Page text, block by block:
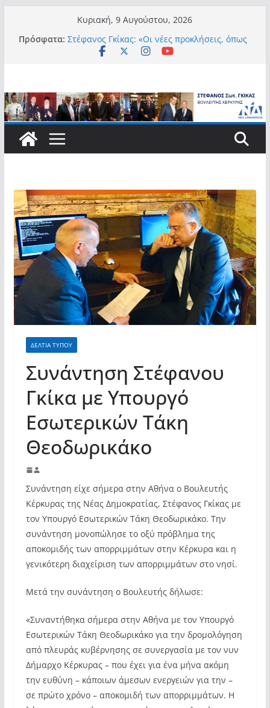
περιεχόμενο
Κυριακή, 9 Αυγούστου, 2026
Πρόσφατα: Στέφανος Γκίκας: «Οι νέες προκλήσεις, όπως
η τεχνητή νοημοσύνη, η κλιματική κρίση, η
απαντήσεις»
Στέφανος Γκίκας:
Στέφανος Γκίκας:
Στέφανος Γκίκας: «Η πρωτοβουλία “Smart
καθημερινότητάς τους»
Στέφανος Γκίκας: «Καλωσορίζω θερμά τους
911 νέους φοιτητές που επέλεξαν τα 6
Τμήματα της Κέρκυρας για τις σπουδές
τους»
ΔΕΛΤΙΑ ΤΥΠΟΥ
Συνάντηση Στέφανου
Γκίκα με Υπουργό
Εσωτερικών Τάκη
Θεοδωρικάκο
Συνάντηση είχε σήμερα στην Αθήνα ο Βουλευτής
Κέρκυρας της Νέας Δημοκρατίας, Στέφανος Γκίκας με
τον Υπουργό Εσωτερικών Τάκη Θεοδωρικάκο. Την
συνάντηση μονοπώλησε το οξύ πρόβλημα της
αποκομιδής των απορριμμάτων στην Κέρκυρα και η
γενικότερη διαχείριση των απορριμμάτων στο νησί.
Μετά την συνάντηση ο Βουλευτής δήλωσε:
«Συναντήθηκα σήμερα στην Αθήνα με τον Υπουργό
Εσωτερικών Τάκη Θεοδωρικάκο για την δρομολόγηση
από πλευράς κυβέρνησης σε συνεργασία με τον νυν
Δήμαρχο Κέρκυρας – που έχει για ένα μήνα ακόμη
την ευθύνη – κάποιων άμεσων ενεργειών για την –
σε πρώτο χρόνο – αποκομιδή των απορριμμάτων. Η